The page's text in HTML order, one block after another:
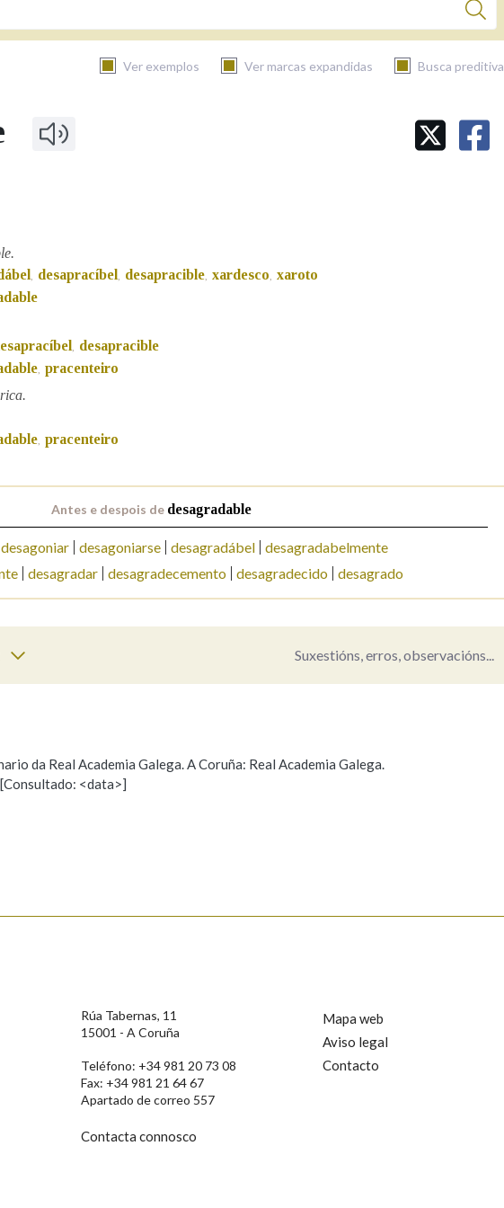
Ver exemplos Ver marcas expandidas Busca preditiva
AXUDA NA BUSCA LIMPAR BUSCA
, desapracíbel , desapracible, xardesco, xaroto
, desapracible
, pracenteiro
, pracenteiro
Antes e despois de desagradable
desagoniar desagoniarse desagradábel desagradabelmente
desagradar desagradecemento desagradecido desagrado
Suxestións, erros, observacións...
na palabra Propoño mellorar a definición
da Real Academia Galega. A Coruña: Real Academia Galega.
<data>]
Rúa Tabernas, 11
15001 - A Coruña
Teléfono: +34 981 20 73 08
Fax: +34 981 21 64 67
Apartado de correo 557
Contacta connosco
Mapa web
Aviso legal
Contacto